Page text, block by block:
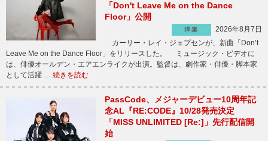
「Don't Leave Me on the Dance
Floor」公開
洋楽
2026年8月7日
カーリー・レイ・ジェプセンが、新曲「Don’t
Leave Me on the Dance Floor」をリリースした。 ミュージック・ビデオに
は、俳優オールデン・エアエンライクが出演。監督は、劇作家・俳優・脚本家
として活躍 … 続きを読む
PassCode、メジャーデビュー10周年記
念AL『RE:CODE』10/28発売決定
「MISS UNLIMITED [Re:]」先行配信開
始